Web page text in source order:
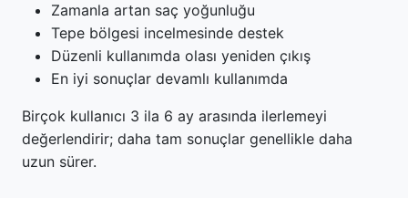
Zamanla artan saç yoğunluğu
Tepe bölgesi incelmesinde destek
Düzenli kullanımda olası yeniden çıkış
En iyi sonuçlar devamlı kullanımda
Birçok kullanıcı 3 ila 6 ay arasında ilerlemeyi
değerlendirir; daha tam sonuçlar genellikle daha
uzun sürer.